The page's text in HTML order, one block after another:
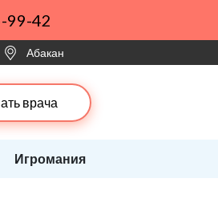
99-42
Абакан
врача
Игромания